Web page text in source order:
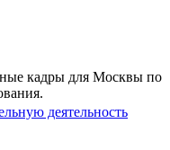
кадры для Москвы по
деятельность